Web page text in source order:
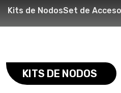
Kits de NodosSet de
KITS DE NODOS